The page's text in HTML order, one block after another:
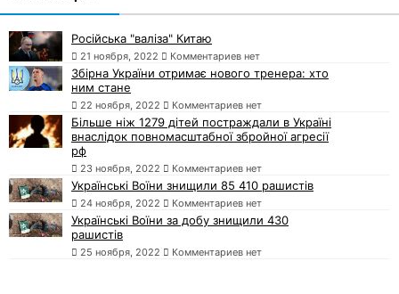
Російська "валіза" Китаю
21 ноября, 2022 Комментариев нет
Збірна України отримає нового тренера: хто
ним стане
22 ноября, 2022 Комментариев нет
Більше ніж 1279 дітей постраждали в Україні
внаслідок повномасштабної збройної агресії
рф
23 ноября, 2022 Комментариев нет
Українські Воїни знищили 85 410 рашистів
24 ноября, 2022 Комментариев нет
Українські Воїни за добу знищили 430
рашистів
25 ноября, 2022 Комментариев нет